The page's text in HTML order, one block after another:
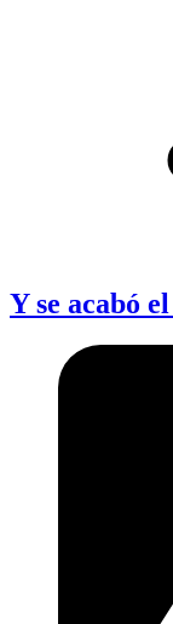
Y se acabó